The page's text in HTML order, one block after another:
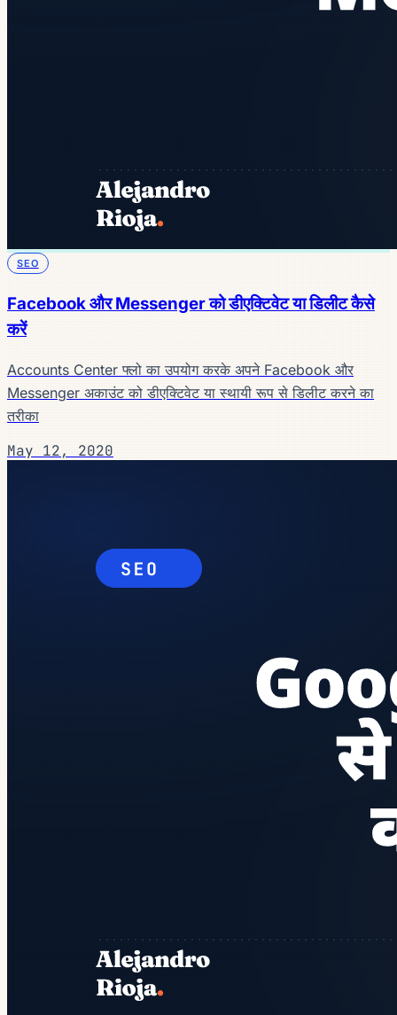
SEO
Facebook और Messenger को डीएक्टिवेट या डिलीट कैसे
करें
Accounts Center फ्लो का उपयोग करके अपने Facebook और
Messenger अकाउंट को डीएक्टिवेट या स्थायी रूप से डिलीट करने का
तरीका
May 12, 2020